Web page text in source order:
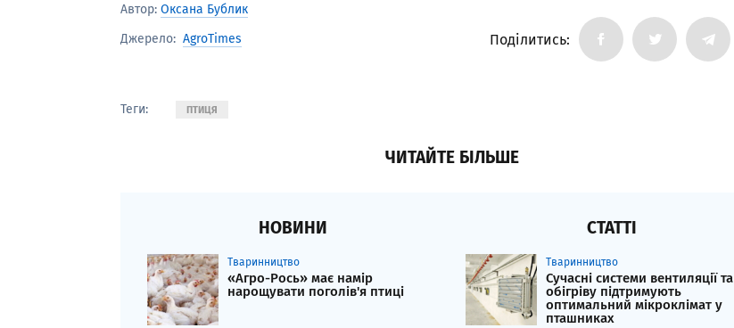
Автор: Оксана Бублик
Джерело: AgroTimes Поділитись:
Теги: ПТИЦЯ
ЧИТАЙТЕ БІЛЬШЕ
НОВИНИ
Тваринництво
«Агро-Рось» має намір
нарощувати поголів'я птиці
СТАТТІ
Тваринництво
Сучасні системи вентиляції та
обігріву підтримують
оптимальний мікроклімат у
пташниках